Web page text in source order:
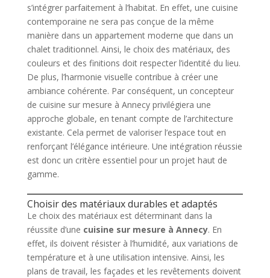
s’intégrer parfaitement à l’habitat. En effet, une cuisine
contemporaine ne sera pas conçue de la même
manière dans un appartement moderne que dans un
chalet traditionnel. Ainsi, le choix des matériaux, des
couleurs et des finitions doit respecter l’identité du lieu.
De plus, l’harmonie visuelle contribue à créer une
ambiance cohérente. Par conséquent, un concepteur
de cuisine sur mesure à Annecy privilégiera une
approche globale, en tenant compte de l’architecture
existante. Cela permet de valoriser l’espace tout en
renforçant l’élégance intérieure. Une intégration réussie
est donc un critère essentiel pour un projet haut de
gamme.
Choisir des matériaux durables et adaptés
Le choix des matériaux est déterminant dans la
réussite d’une cuisine sur mesure à Annecy. En
effet, ils doivent résister à l’humidité, aux variations de
température et à une utilisation intensive. Ainsi, les
plans de travail, les façades et les revêtements doivent